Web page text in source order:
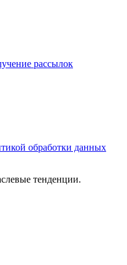
рассылок
обработки данных
тенденции.